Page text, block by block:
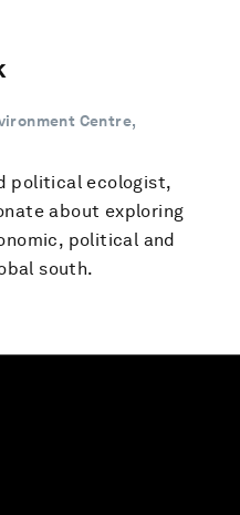
Centre,
political ecologist,
about exploring
political and
south.